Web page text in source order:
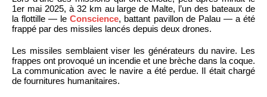
1er mai 2025, à 32 km au large de Malte, l’un des bateaux de
la flottille — leConscience, battant pavillon de Palau — a été
frappé par des missiles lancés depuis deux drones.
Les missiles semblaient viser les générateurs du navire. Les
frappes ont provoqué un incendie et une brèche dans la coque.
La communication avec le navire a été perdue. Il était chargé
de fournitures humanitaires.